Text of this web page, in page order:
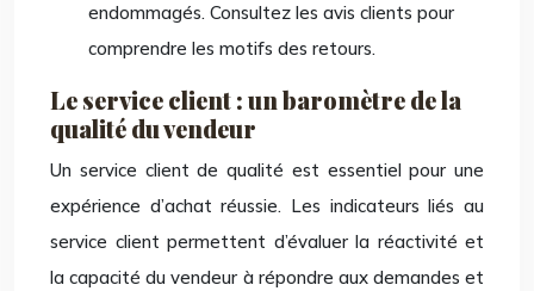
endommagés. Consultez les avis clients pour
comprendre les motifs des retours.
Le service client : un baromètre de la
qualité du vendeur
Un service client de qualité est essentiel pour une
expérience d’achat réussie. Les indicateurs liés au
service client permettent d’évaluer la réactivité et
la capacité du vendeur à répondre aux demandes et